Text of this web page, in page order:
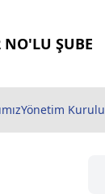
NO'LU ŞUBE
Yönetim Kurulu